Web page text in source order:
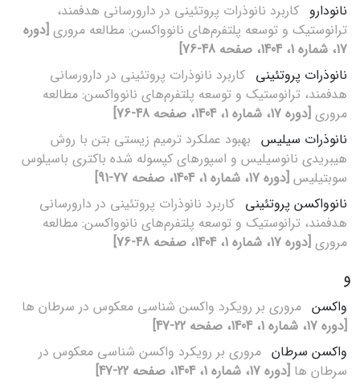
نانودارو کاربرد نانوذرات پروتئینی در دارورسانی هدفمند،
ترانوستیک و توسعه پلتفرم‌های نانوواکسن: مطالعه مروری [دوره
17، شماره 1، 1404، صفحه 48-76]
نانوذرات پروتئینی کاربرد نانوذرات پروتئینی در دارورسانی
هدفمند، ترانوستیک و توسعه پلتفرم‌های نانوواکسن: مطالعه
مروری [دوره 17، شماره 1، 1404، صفحه 48-76]
نانوذرات سیلیس بهبود عملکرد ترمیم زیستی بتن با روش
هیبریدی نانوسیلیس و اسپورهای کپسوله شده باکتری باسیلوس
سوبتیلیس [دوره 17، شماره 1، 1404، صفحه 77-91]
نانوواکسن پروتئینی کاربرد نانوذرات پروتئینی در دارورسانی
هدفمند، ترانوستیک و توسعه پلتفرم‌های نانوواکسن: مطالعه
مروری [دوره 17، شماره 1، 1404، صفحه 48-76]
و
واکسن مروری بر رویکرد واکسن شناسی معکوس در سرطان ها
[دوره 17، شماره 1، 1404، صفحه 22-47]
واکسن سرطان مروری بر رویکرد واکسن شناسی معکوس در
سرطان ها [دوره 17، شماره 1، 1404، صفحه 22-47]